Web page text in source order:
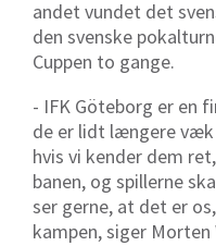
andet vundet det
den svenske
Cuppen to gange.
- IFK Göteborg er en
de er lidt længere
hvis vi kender dem
banen, og spillerne
ser gerne, at det er
kampen, siger Morten